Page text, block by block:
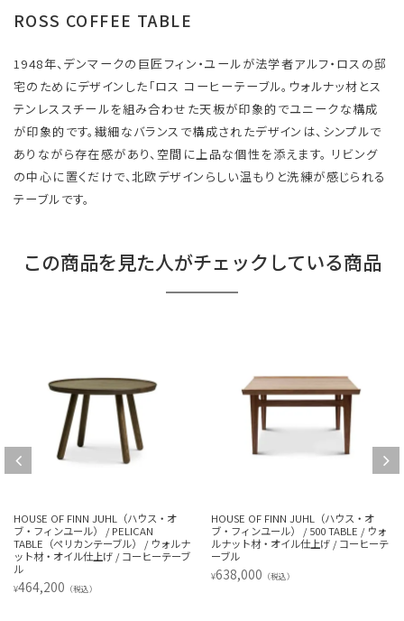
ROSS COFFEE TABLE
1948年、デンマークの巨匠フィン・ユールが法学者アルフ・ロスの邸
宅のためにデザインした「ロス コーヒーテーブル。ウォルナッ材とス
テンレススチールを組み合わせた天板が印象的でユニークな構成
が印象的です。繊細なバランスで構成されたデザインは、シンプルで
ありながら存在感があり、空間に上品な個性を添えます。 リビング
の中心に置くだけで、北欧デザインらしい温もりと洗練が感じられる
テーブルです。
この商品を見た人がチェックしている商品
HOUSE OF FINN JUHL（ハウス・オ
ブ・フィンユール） / PELICAN
TABLE（ペリカンテーブル） / ウォルナ
ット材・オイル仕上げ / コーヒーテーブ
ル
¥464,200 （税込）
HOUSE OF FINN JUHL（ハウス・オ
ブ・フィンユール） / 500 TABLE / ウォ
ルナット材・オイル仕上げ / コーヒーテ
ーブル
¥638,000 （税込）